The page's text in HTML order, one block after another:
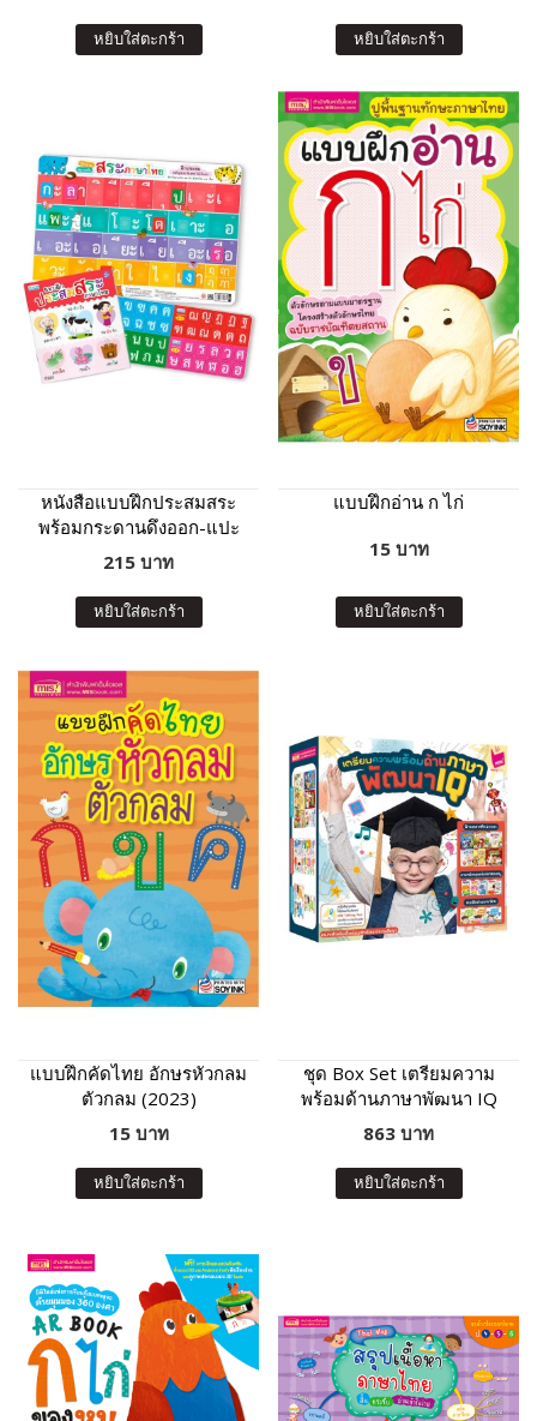
หยิบใส่ตะกร้า หยิบใส่ตะกร้า
หนังสือแบบฝึกประสมสระ
พร้อมกระดานดึงออก-แปะ
ติด พยัญชนะกับสระให้เป็น
คำ
215 บาท
หยิบใส่ตะกร้า
แบบฝึกอ่าน ก ไก่
15 บาท
หยิบใส่ตะกร้า
แบบฝึกคัดไทย อักษรหัวกลม
ตัวกลม (2023)
15 บาท
หยิบใส่ตะกร้า
ชุด Box Set เตรียมความ
พร้อมด้านภาษาพัฒนา IQ
13 เล่ม
863 บาท
หยิบใส่ตะกร้า